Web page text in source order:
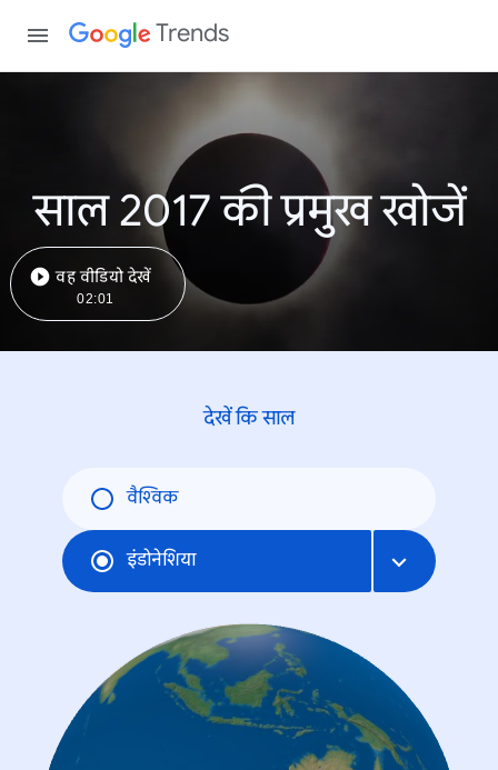
Trends
साल 2017 की प्रमुख खोजें
वह वीडियो देखें
02:01
देखें कि साल
वैश्विक
इंडोनेशिया